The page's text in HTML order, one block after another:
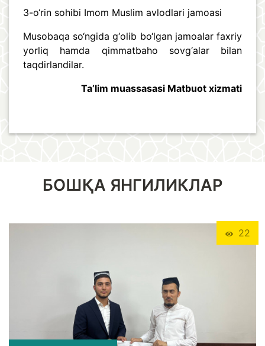
3-o‘rin sohibi Imom Muslim avlodlari jamoasi
Musobaqa so‘ngida g‘olib bo‘lgan jamoalar faxriy
yorliq hamda qimmatbaho sovg‘alar bilan
taqdirlandilar.
Ta’lim muassasasi Matbuot xizmati
БОШҚА ЯНГИЛИКЛАР
22